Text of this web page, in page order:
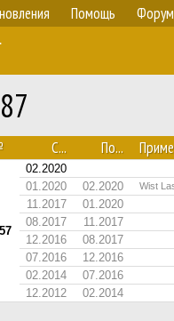
Помощь Форум
С... По...
02.2020
01.2020 02.2020
Wist
11.2017 01.2020
08.2017 11.2017
12.2016 08.2017
07.2016 12.2016
02.2014 07.2016
12.2012 02.2014